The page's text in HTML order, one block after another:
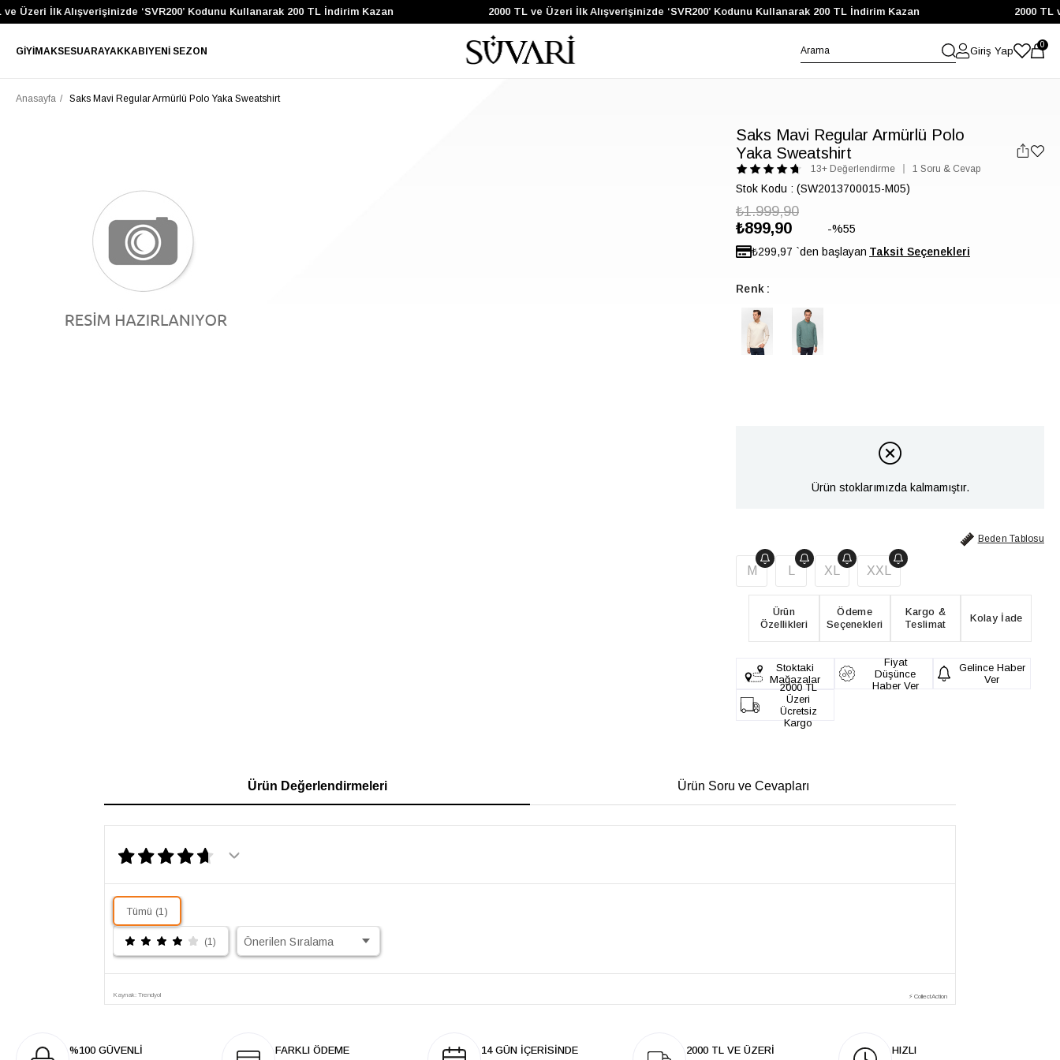
Üzeri İlk Alışverişinizde ‘SVR200’ Kodunu Kullanarak 200 TL İndirim Kazan 2000 TL ve Üzeri İlk Alışverişinizde ‘SVR200’ Kodunu Kullanarak 200 TL İndirim Kazan 2000 TL
GIYIMAKSESUARAYAKKABIYENI SEZON Giriş Yap
0
Anasayfa Saks Mavi Regular Armürlü Polo Yaka Sweatshirt
Saks Mavi Regular Armürlü Polo
Yaka Sweatshirt
13+ Değerlendirme 1 Soru & Cevap
Stok Kodu (SW2013700015-M05)
₺1.999,90
₺899,90 55
₺299,97 `den başlayan
Renk
Ürün stoklarımızda kalmamıştır.
Beden Tablosu
M XL XXL
Ürün
Özellikleri
Ödeme
Seçenekleri
Kargo &
Teslimat
Kolay İade
Stoktaki
Mağazalar
Fiyat
Düşünce
Haber Ver
Gelince Haber
Ver
2000 TL
Üzeri
Ücretsiz
Kargo
Ürün Değerlendirmeleri Ürün Soru ve Cevapları
Tümü (1)
(1)
Kaynak: Trendyol ⚡ CollectAction
%100 GÜVENLİ
FARKLI ÖDEME
14 GÜN İÇERİSİNDE
2000 TL VE ÜZERİ
HIZLI